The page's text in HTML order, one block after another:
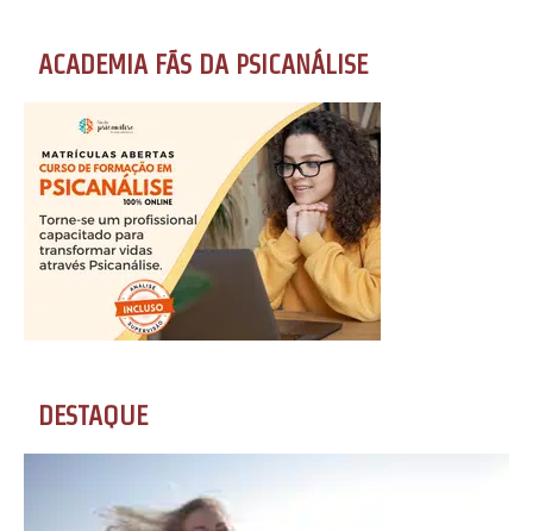
ACADEMIA FÃS DA PSICANÁLISE
DESTAQUE